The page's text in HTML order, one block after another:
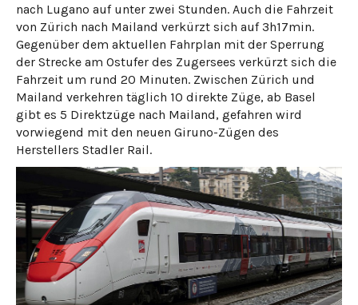
nach Lugano auf unter zwei Stunden. Auch die Fahrzeit
von Zürich nach Mailand verkürzt sich auf 3h17min.
Gegenüber dem aktuellen Fahrplan mit der Sperrung
der Strecke am Ostufer des Zugersees verkürzt sich die
Fahrzeit um rund 20 Minuten. Zwischen Zürich und
Mailand verkehren täglich 10 direkte Züge, ab Basel
gibt es 5 Direktzüge nach Mailand, gefahren wird
vorwiegend mit den neuen Giruno-Zügen des
Herstellers Stadler Rail.